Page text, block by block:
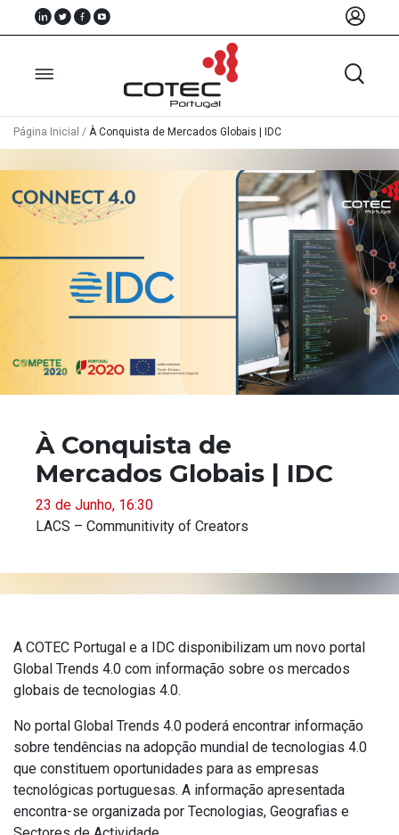
Sobre
Nós
Recursos
Notícias
Eventos
Projectos
Página Inicial / À Conquista de Mercados Globais | IDC
À Conquista de
Mercados Globais | IDC
23 de Junho, 16:30
LACS – Communitivity of Creators
A COTEC Portugal e a IDC disponibilizam um novo portal
Global Trends 4.0 com informação sobre os mercados
globais de tecnologias 4.0.
No portal Global Trends 4.0 poderá encontrar informação
sobre tendências na adopção mundial de tecnologias 4.0
que constituem oportunidades para as empresas
tecnológicas portuguesas. A informação apresentada
encontra-se organizada por Tecnologias, Geografias e